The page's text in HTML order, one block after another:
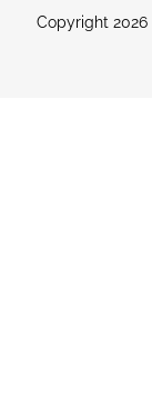
Copyright 2026